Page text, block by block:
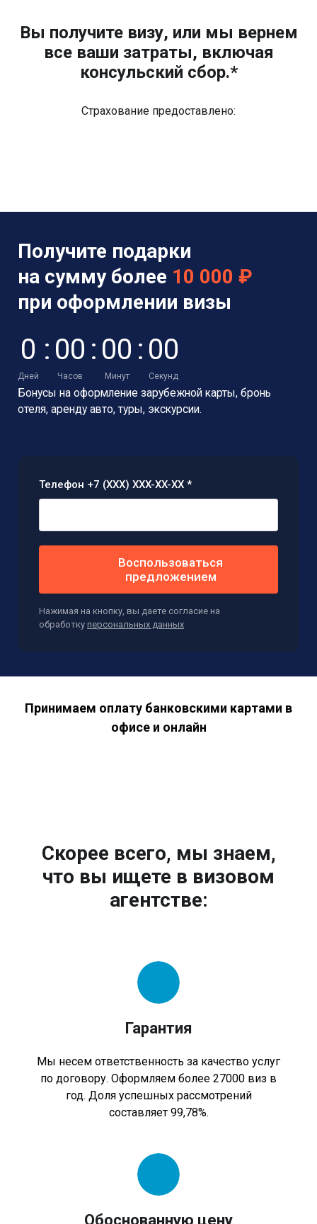
Вы получите визу, или мы вернем
все ваши затраты, включая
консульский сбор.*
Страхование предоставлено:
Получите подарки
на сумму более 10 000 ₽
при оформлении визы
0
Дней
: 00
Часов
: 00
Минут
: 00
Секунд
Бонусы на оформление зарубежной карты, бронь
отеля, аренду авто, туры, экскурсии.
Телефон +7 (XXX) XXX-XX-XX *
Воспользоваться
предложением
Нажимая на кнопку, вы даете согласие на
обработку персональных данных
Принимаем оплату банковскими картами в
офисе и онлайн
Скорее всего, мы знаем,
что вы ищете в визовом
агентстве:
Гарантия
Мы несем ответственность за качество услуг
по договору. Оформляем более 27000 виз в
год. Доля успешных рассмотрений
составляет 99,78%.
Обоснованную цену